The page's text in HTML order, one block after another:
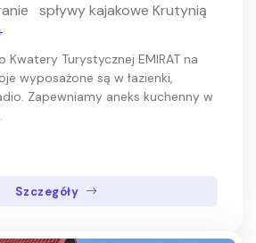
spływy kajakowe Krutynią
Kwatery Turystycznej EMIRAT na
wyposażone są w łazienki,
Zapewniamy aneks kuchenny w
Szczegóły